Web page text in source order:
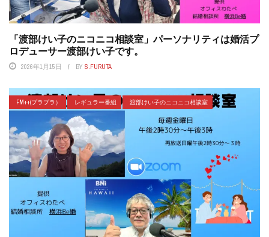
「渡部けい子のニコニコ相談室」パーソナリティは婚活プ
ロデューサー渡部けい子です。
2026年1月15日 BY S.FURUTA
FM++(プラプラ） レギュラー番組 渡部けい子のニコニコ相談室